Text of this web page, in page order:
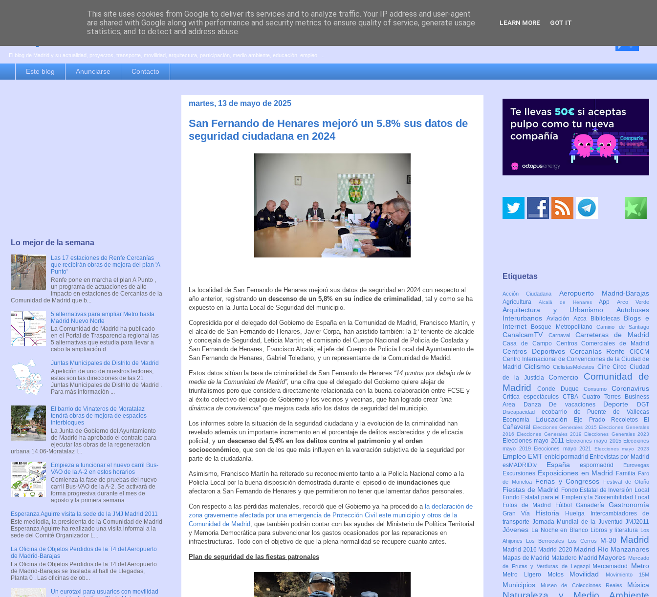
es por madrid
El blog de Madrid y su actualidad, proyectos, transporte, movilidad, arquitectura, participación, medio ambiente, educación, empleo, ...
Este blog Anunciarse Contacto
martes, 13 de mayo de 2025
San Fernando de Henares mejoró un 5.8% sus datos de
seguridad ciudadana en 2024
La localidad de San Fernando de Henares mejoró sus datos de seguridad en 2024 con respecto al
año anterior, registrando un descenso de un 5,8% en su índice de criminalidad
, tal y como se ha
expuesto en la Junta Local de Seguridad del municipio.
Copresidida por el delegado del Gobierno de España en la Comunidad de Madrid, Francisco Martín, y
el alcalde de San Fernando de Henares, Javier Corpa, han asistido también: la 1ª teniente de alcalde
y concejala de Seguridad, Leticia Martín; el comisario del Cuerpo Nacional de Policía de Coslada y
San Fernando de Henares, Francisco Alcalá; el jefe del Cuerpo de Policía Local del Ayuntamiento de
San Fernando de Henares, Gabriel Toledano, y un representante de la Comunidad de Madrid.
Estos datos sitúan la tasa de criminalidad de San Fernando de Henares “14 puntos por debajo de la
media de la Comunidad de Madrid”, una cifra que el delegado del Gobierno quiere alejar de
triunfalismos pero que considera directamente relacionada con la buena colaboración entre FCSE y
al éxito colectivo del equipo de Gobierno y los vecinos y vecinas, que han logrado crear “una
dinámica de convivencia” que mejora cada año los datos de seguridad del municipio.
Los informes sobre la situación de la seguridad ciudadana y la evolución de la criminalidad han
revelado además un importante incremento en el porcentaje de delitos esclarecidos y de eficacia
policial, y un descenso del 5,4% en los delitos contra el patrimonio y el orden
socioeconómico , que son de los que más influyen en la valoración subjetiva de la seguridad por
parte de la ciudadanía.
Asimismo, Francisco Martín ha reiterado su reconocimiento tanto a la Policía Nacional como a la
Policía Local por la buena disposición demostrada durante el episodio de inundaciones que
afectaron a San Fernando de Henares y que permitieron no tener que lamentar daños personales.
Con respecto a las pérdidas materiales, recordó que el Gobierno ya ha procedido a la declaración de
zona gravemente afectada por una emergencia de Protección Civil este municipio y otros de la
Comunidad de Madrid , que también podrán contar con las ayudas del Ministerio de Política Territorial
y Memoria Democrática para subvencionar los gastos ocasionados por las reparaciones en
infraestructuras. Todo con el objetivo de que la plena normalidad se recupere cuanto antes.
Plan de seguridad de las fiestas patronales
Lo mejor de la semana
Las 17 estaciones de Renfe Cercanías
que recibirán obras de mejora del plan 'A
Punto'
Renfe pone en marcha el plan A Punto ,
un programa de actuaciones de alto
impacto en estaciones de Cercanías de la
Comunidad de Madrid que b...
5 alternativas para ampliar Metro hasta
Madrid Nuevo Norte
La Comunidad de Madrid ha publicado
en el Portal de Trasparencia regional las
5 alternativas que estudia para llevar a
cabo la ampliación d...
Juntas Municipales de Distrito de Madrid
A petición de uno de nuestros lectores,
estas son las direcciones de las 21
Juntas Municipales de Distrito de Madrid .
Para más información ...
El barrio de Vinateros de Moratalaz
tendrá obras de mejora de espacios
interbloques
La Junta de Gobierno del Ayuntamiento
de Madrid ha aprobado el contrato para
ejecutar las obras de la regeneración
urbana 14.06-Moratalaz I...
Empieza a funcionar el nuevo carril Bus-
VAO de la A-2 en estos horarios
Comienza la fase de pruebas del nuevo
carril Bus-VAO de la A-2. Se activará de
forma progresiva durante el mes de
agosto y la primera semana...
Esperanza Aguirre visita la sede de la JMJ Madrid 2011
Este mediodía, la presidenta de la Comunidad de Madrid
Esperanza Aguirre ha realizado una visita informal a la
sede del Comité Organizador L...
La Oficina de Objetos Perdidos de la T4 del Aeropuerto
de Madrid-Barajas
La Oficina de Objetos Perdidos de la T4 del Aeropuerto
de Madrid-Barajas se traslada al hall de Llegadas,
Planta 0 . Las oficinas de ob...
Un eurotaxi para usuarios con movilidad
Etiquetas
Acción Ciudadana Aeropuerto Madrid-Barajas
Agricultura Alcalá de HenaresAppArco Verde
Arquitectura y Urbanismo Autobuses
Interurbanos Aviación Azca Bibliotecas Blogs e
Internet
Bosque MetropolitanoCamino de Santiago
CanalcamTV Carnaval Carreteras de Madrid
Casa de Campo Centros Comerciales de Madrid
Centros Deportivos Cercanías Renfe CICCM
Centro Internacional de Convenciones de la Ciudad de
Madrid CiclismoCiclistasMolestos CineCircoCiudad
de la JusticiaComercio Comunidad de
MadridConde Duque Consumo Coronavirus
Crítica espectáculosCTBA Cuatro Torres Business
Area
Danza De vacaciones Deporte DGT
Discapacidad ecobarrio de Puente de Vallecas
Economía Educación Eje Prado Recoletos
El
Cañaveral
Elecciones Generales 2015 Elecciones Generales
2016 Elecciones Generales 2019 Elecciones Generales 2023
Elecciones mayo 2011 Elecciones mayo 2015 Elecciones
mayo 2019
Elecciones mayo 2021 Elecciones mayo 2023
Empleo EMT enbicipormadrid Entrevistas por Madrid
esMADRIDtv Españaespormadrid Eurovegas
Excursiones Exposiciones en Madrid Familia Faro
de Moncloa
Ferias y Congresos Festival de Otoño
Fiestas de Madrid Fondo Estatal de Inversión Local
Fondo Estatal para el Empleo y la Sostenibilidad Local
Fotos de Madrid
FútbolGanaderíaGastronomía
Gran Vía Historia Huelga
Intercambiadores de
transporte Jornada Mundial de la Juventud JMJ2011
Jóvenes La Noche en Blanco Libros y literatura
Los
Ahijones
Los Berrocales Los Cerros M-30 Madrid
Madrid 2016 Madrid 2020 Madrid Río Manzanares
Mapas de Madrid Matadero Madrid Mayores Mercado
de Frutas y Verduras de Legazpi
Mercamadrid Metro
Metro Ligero Motos Movilidad Movimiento 15M
Municipios Museo de Colecciones Reales Música
This site uses cookies from Google to deliver its services and to analyze traffic. Your IP address and user-agent
are shared with Google along with performance and security metrics to ensure quality of service, generate usage
statistics, and to detect and address abuse.
LEARN MORE GOT IT